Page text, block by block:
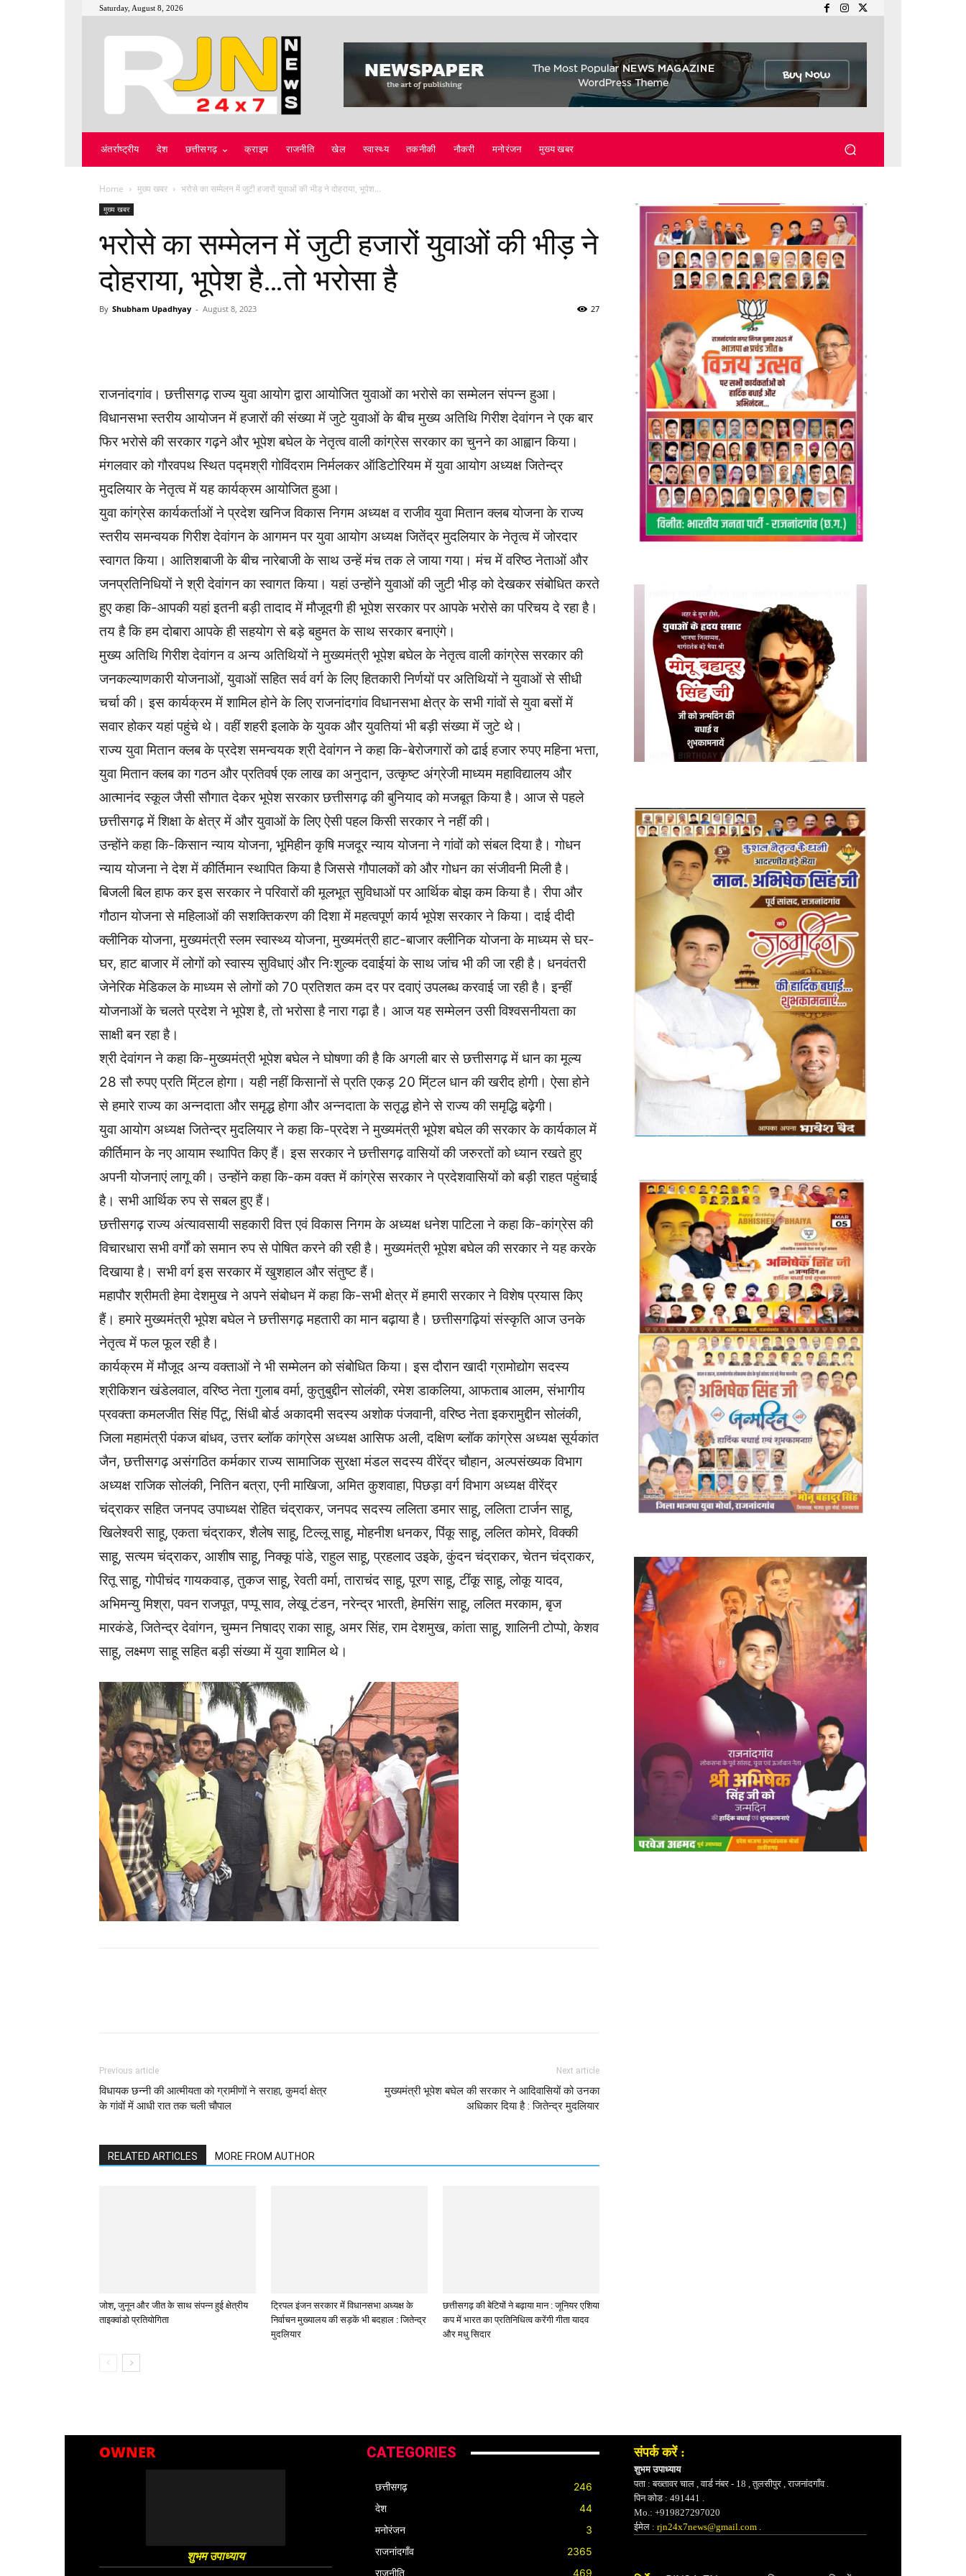
Saturday, August 8, 2026
अंतर्राष्ट्रीय देश छत्तीसगढ़ क्राइम राजनीति खेल स्वास्थ्य तकनीकी नौकरी मनोरंजन मुख्य खबर
Home मुख्य खबर भरोसे का सम्मेलन में जुटी हजारों युवाओं की भीड़ ने दोहराया, भूपेश...
मुख्य खबर
भरोसे का सम्मेलन में जुटी हजारों युवाओं की भीड़ ने
दोहराया, भूपेश है…तो भरोसा है
By Shubham Upadhyay - August 8, 2023 27
राजनांदगांव। छत्तीसगढ़ राज्य युवा आयोग द्वारा आयोजित युवाओं का भरोसे का सम्मेलन संपन्न हुआ।
विधानसभा स्तरीय आयोजन में हजारों की संख्या में जुटे युवाओं के बीच मुख्य अतिथि गिरीश देवांगन ने एक बार
फिर भरोसे की सरकार गढ़ने और भूपेश बघेल के नेतृत्व वाली कांग्रेस सरकार का चुनने का आह्वान किया।
मंगलवार को गौरवपथ स्थित पद्मश्री गोविंदराम निर्मलकर ऑडिटोरियम में युवा आयोग अध्यक्ष जितेन्द्र
मुदलियार के नेतृत्व में यह कार्यक्रम आयोजित हुआ।
युवा कांग्रेस कार्यकर्ताओं ने प्रदेश खनिज विकास निगम अध्यक्ष व राजीव युवा मितान क्लब योजना के राज्य
स्तरीय समन्वयक गिरीश देवांगन के आगमन पर युवा आयोग अध्यक्ष जितेंद्र मुदलियार के नेतृत्व में जोरदार
स्वागत किया। आतिशबाजी के बीच नारेबाजी के साथ उन्हें मंच तक ले जाया गया। मंच में वरिष्ठ नेताओं और
जनप्रतिनिधियों ने श्री देवांगन का स्वागत किया। यहां उन्होंने युवाओं की जुटी भीड़ को देखकर संबोधित करते
हुए कहा कि-आपकी यहां इतनी बड़ी तादाद में मौजूदगी ही भूपेश सरकार पर आपके भरोसे का परिचय दे रहा है।
तय है कि हम दोबारा आपके ही सहयोग से बड़े बहुमत के साथ सरकार बनाएंगे।
मुख्य अतिथि गिरीश देवांगन व अन्य अतिथियों ने मुख्यमंत्री भूपेश बघेल के नेतृत्व वाली कांग्रेस सरकार की
जनकल्याणकारी योजनाओं, युवाओं सहित सर्व वर्ग के लिए हितकारी निर्णयों पर अतिथियों ने युवाओं से सीधी
चर्चा की। इस कार्यक्रम में शामिल होने के लिए राजनांदगांव विधानसभा क्षेत्र के सभी गांवों से युवा बसों में
सवार होकर यहां पहुंचे थे। वहीं शहरी इलाके के युवक और युवतियां भी बड़ी संख्या में जुटे थे।
राज्य युवा मितान क्लब के प्रदेश समन्वयक श्री देवांगन ने कहा कि-बेरोजगारों को ढाई हजार रुपए महिना भत्ता,
युवा मितान क्लब का गठन और प्रतिवर्ष एक लाख का अनुदान, उत्कृष्ट अंग्रेजी माध्यम महाविद्यालय और
आत्मानंद स्कूल जैसी सौगात देकर भूपेश सरकार छत्तीसगढ़ की बुनियाद को मजबूत किया है। आज से पहले
छत्तीसगढ़ में शिक्षा के क्षेत्र में और युवाओं के लिए ऐसी पहल किसी सरकार ने नहीं की।
उन्होंने कहा कि-किसान न्याय योजना, भूमिहीन कृषि मजदूर न्याय योजना ने गांवों को संबल दिया है। गोधन
न्याय योजना ने देश में कीर्तिमान स्थापित किया है जिससे गौपालकों को और गोधन का संजीवनी मिली है।
बिजली बिल हाफ कर इस सरकार ने परिवारों की मूलभूत सुविधाओं पर आर्थिक बोझ कम किया है। रीपा और
गौठान योजना से महिलाओं की सशक्तिकरण की दिशा में महत्वपूर्ण कार्य भूपेश सरकार ने किया। दाई दीदी
क्लीनिक योजना, मुख्यमंत्री स्लम स्वास्थ्य योजना, मुख्यमंत्री हाट-बाजार क्लीनिक योजना के माध्यम से घर-
घर, हाट बाजार में लोगों को स्वास्य सुविधाएं और निःशुल्क दवाईयां के साथ जांच भी की जा रही है। धनवंतरी
जेनेरिक मेडिकल के माध्यम से लोगों को 70 प्रतिशत कम दर पर दवाएं उपलब्ध करवाई जा रही है। इन्हीं
योजनाओं के चलते प्रदेश ने भूपेश है, तो भरोसा है नारा गढ़ा है। आज यह सम्मेलन उसी विश्वसनीयता का
साक्षी बन रहा है।
श्री देवांगन ने कहा कि-मुख्यमंत्री भूपेश बघेल ने घोषणा की है कि अगली बार से छत्तीसगढ़ में धान का मूल्य
28 सौ रुपए प्रति मि्ंटल होगा। यही नहीं किसानों से प्रति एकड़ 20 मि्ंटल धान की खरीद होगी। ऐसा होने
से हमारे राज्य का अन्नदाता और समृद्ध होगा और अन्नदाता के सतृद्ध होने से राज्य की समृद्धि बढ़ेगी।
युवा आयोग अध्यक्ष जितेन्द्र मुदलियार ने कहा कि-प्रदेश ने मुख्यमंत्री भूपेश बघेल की सरकार के कार्यकाल में
कीर्तिमान के नए आयाम स्थापित किए हैं। इस सरकार ने छत्तीसगढ़ वासियों की जरुरतों को ध्यान रखते हुए
अपनी योजनाएं लागू की। उन्होंने कहा कि-कम वक्त में कांग्रेस सरकार ने प्रदेशवासियों को बड़ी राहत पहुंचाई
है। सभी आर्थिक रुप से सबल हुए हैं।
छत्तीसगढ़ राज्य अंत्यावसायी सहकारी वित्त एवं विकास निगम के अध्यक्ष धनेश पाटिला ने कहा कि-कांग्रेस की
विचारधारा सभी वर्गों को समान रुप से पोषित करने की रही है। मुख्यमंत्री भूपेश बघेल की सरकार ने यह करके
दिखाया है। सभी वर्ग इस सरकार में खुशहाल और संतुष्ट हैं।
महापौर श्रीमती हेमा देशमुख ने अपने संबोधन में कहा कि-सभी क्षेत्र में हमारी सरकार ने विशेष प्रयास किए
हैं। हमारे मुख्यमंत्री भूपेश बघेल ने छत्तीसगढ़ महतारी का मान बढ़ाया है। छत्तीसगढ़ियां संस्कृति आज उनके
नेतृत्व में फल फूल रही है।
कार्यक्रम में मौजूद अन्य वक्ताओं ने भी सम्मेलन को संबोधित किया। इस दौरान खादी ग्रामोद्योग सदस्य
श्रीकिशन खंडेलवाल, वरिष्ठ नेता गुलाब वर्मा, कुतुबुद्दीन सोलंकी, रमेश डाकलिया, आफताब आलम, संभागीय
प्रवक्ता कमलजीत सिंह पिंटू, सिंधी बोर्ड अकादमी सदस्य अशोक पंजवानी, वरिष्ठ नेता इकरामुद्दीन सोलंकी,
जिला महामंत्री पंकज बांधव, उत्तर ब्लॉक कांग्रेस अध्यक्ष आसिफ अली, दक्षिण ब्लॉक कांग्रेस अध्यक्ष सूर्यकांत
जैन, छत्तीसगढ़ असंगठित कर्मकार राज्य सामाजिक सुरक्षा मंडल सदस्य वीरेंद्र चौहान, अल्पसंख्यक विभाग
अध्यक्ष राजिक सोलंकी, नितिन बत्रा, एनी माखिजा, अमित कुशवाहा, पिछड़ा वर्ग विभाग अध्यक्ष वीरेंद्र
चंद्राकर सहित जनपद उपाध्यक्ष रोहित चंद्राकर, जनपद सदस्य ललिता डमार साहू, ललिता टार्जन साहू,
खिलेश्वरी साहू, एकता चंद्राकर, शैलेष साहू, टिल्लू साहू, मोहनीश धनकर, पिंकू साहू, ललित कोमरे, विक्की
साहू, सत्यम चंद्राकर, आशीष साहू, निक्कू पांडे, राहुल साहू, प्रहलाद उइके, कुंदन चंद्राकर, चेतन चंद्राकर,
रितू साहू, गोपीचंद गायकवाड़, तुकज साहू, रेवती वर्मा, ताराचंद साहू, पूरण साहू, टींकू साहू, लोकू यादव,
अभिमन्यु मिश्रा, पवन राजपूत, पप्पू साव, लेखू टंडन, नरेन्द्र भारती, हेमसिंग साहू, ललित मरकाम, बृज
मारकंडे, जितेन्द्र देवांगन, चुम्मन निषादए राका साहू, अमर सिंह, राम देशमुख, कांता साहू, शालिनी टोप्पो, केशव
साहू, लक्ष्मण साहू सहित बड़ी संख्या में युवा शामिल थे।
Previous article
विधायक छन्नी की आत्मीयता को ग्रामीणों ने सराहा, कुमर्दा क्षेत्र
के गांवों में आधी रात तक चली चौपाल
Next article
मुख्यमंत्री भूपेश बघेल की सरकार ने आदिवासियों को उनका
अधिकार दिया है : जितेन्द्र मुदलियार
RELATED ARTICLES MORE FROM AUTHOR
जोश, जुनून और जीत के साथ संपन्न हुई क्षेत्रीय
ताइक्वांडो प्रतियोगिता
ट्रिपल इंजन सरकार में विधानसभा अध्यक्ष के
निर्वाचन मुख्यालय की सड़कें भी बदहाल : जितेन्द्र
मुदलियार
छत्तीसगढ़ की बेटियों ने बढ़ाया मान : जूनियर एशिया
कप में भारत का प्रतिनिधित्व करेंगी गीता यादव
और मधु सिदार
OWNER
शुभम उपाध्याय
CATEGORIES
छत्तीसगढ़
246
देश
44
मनोरंजन
3
राजनांदगाँव
2365
राजनीति
469
संपर्क करें :
शुभम उपाध्याय
पता : बख्तावर चाल , वार्ड नंबर - 18 , तुलसीपुर , राजनांदगाँव .
पिन कोड : 491441 .
Mo.: +919827297020
ईमेल : rjn24x7news@gmail.com .